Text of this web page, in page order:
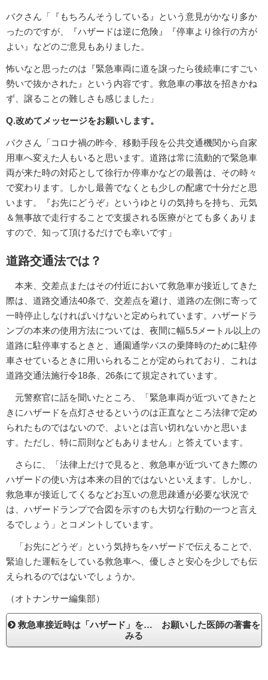
バクさん「『もちろんそうしている』という意見がかなり多か
ったのですが、『ハザードは逆に危険』『停車より徐行の方が
よい』などのご意見もありました。
怖いなと思ったのは『緊急車両に道を譲ったら後続車にすごい
勢いで抜かされた』という内容です。救急車の事故を招きかね
ず、譲ることの難しさも感じました」
Q.改めてメッセージをお願いします。
バクさん「コロナ禍の昨今、移動手段を公共交通機関から自家
用車へ変えた人もいると思います。道路は常に流動的で緊急車
両が来た時の対応として徐行か停車かなどの最善は、その時々
で変わります。しかし最善でなくとも少しの配慮で十分だと思
います。『お先にどうぞ』というゆとりの気持ちを持ち、元気
＆無事故で走行することで支援される医療がとても多くありま
すので、知って頂けるだけでも幸いです」
道路交通法では？
本来、交差点またはその付近において救急車が接近してきた
際は、道路交通法40条で、交差点を避け、道路の左側に寄って
一時停止しなければいけないと定められています。ハザードラ
ンプの本来の使用方法については、夜間に幅5.5メートル以上の
道路に駐停車するときと、通園通学バスの乗降時のために駐停
車させているときに用いられることが定められており、これは
道路交通法施行令18条、26条にて規定されています。
元警察官に話を聞いたところ、「緊急車両が近づいてきたと
きにハザードを点灯させるというのは正直なところ法律で定め
られたものではないので、よいとは言い切れないかと思いま
す。ただし、特に罰則などもありません」と答えています。
さらに、「法律上だけで見ると、救急車が近づいてきた際の
ハザードの使い方は本来の目的ではないといえます。しかし、
救急車が接近してくるなどお互いの意思疎通が必要な状況で
は、ハザードランプで合図を示すのも大切な行動の一つと言え
るでしょう」とコメントしています。
「お先にどうぞ」という気持ちをハザードで伝えることで、
緊迫した運転をしている救急車へ、優しさと安心を少しでも伝
えられるのではないでしょうか。
（オトナンサー編集部）
救急車接近時は「ハザード」を… お願いした医師の著書を
みる